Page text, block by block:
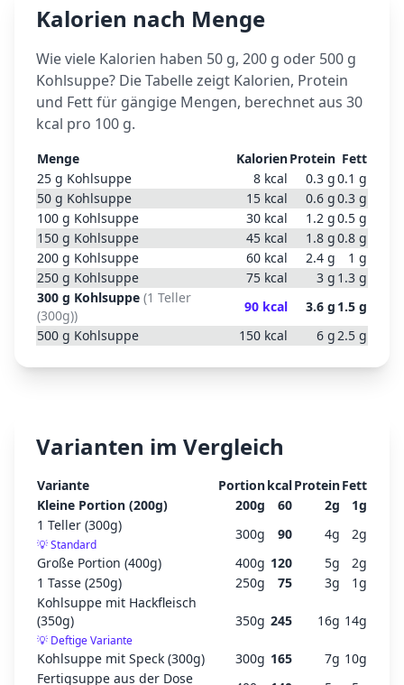
Kalorien nach Menge
Wie viele Kalorien haben 50 g, 200 g oder 500 g
Kohlsuppe? Die Tabelle zeigt Kalorien, Protein
und Fett für gängige Mengen, berechnet aus 30
kcal pro 100 g.
Menge KalorienProtein Fett
25 g Kohlsuppe 8 kcal 0.3 g0.1 g
50 g Kohlsuppe 15 kcal 0.6 g0.3 g
100 g Kohlsuppe 30 kcal 1.2 g0.5 g
150 g Kohlsuppe 45 kcal 1.8 g0.8 g
200 g Kohlsuppe 60 kcal 2.4 g 1 g
250 g Kohlsuppe 75 kcal 3 g 1.3 g
300 g Kohlsuppe (1 Teller
(300g))
90 kcal 3.6 g 1.5 g
500 g Kohlsuppe 150 kcal 6 g2.5 g
Varianten im Vergleich
Variante PortionkcalProteinFett
Kleine Portion (200g)
200g 60 2g 1g
1 Teller (300g)
💡Standard
300g 90 4g 2g
Große Portion (400g)
400g 120 5g 2g
1 Tasse (250g)
250g 75 3g 1g
Kohlsuppe mit Hackfleisch
(350g)
💡 Deftige Variante
350g 245 16g 14g
Kohlsuppe mit Speck (300g) 300g 165 7g 10g
Fertigsuppe aus der Dose